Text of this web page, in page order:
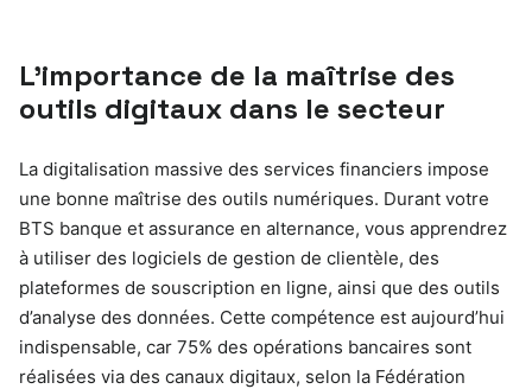
L’importance de la maîtrise des
outils digitaux dans le secteur
La digitalisation massive des services financiers impose
une bonne maîtrise des outils numériques. Durant votre
BTS banque et assurance en alternance, vous apprendrez
à utiliser des logiciels de gestion de clientèle, des
plateformes de souscription en ligne, ainsi que des outils
d’analyse des données. Cette compétence est aujourd’hui
indispensable, car 75% des opérations bancaires sont
réalisées via des canaux digitaux, selon la Fédération